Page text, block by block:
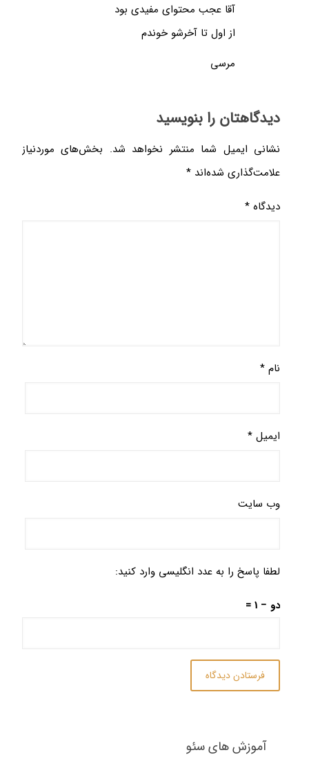
آقا عجب محتوای مفیدی بود
از اول تا آخرشو خوندم
مرسی
دیدگاهتان را بنویسید
نشانی ایمیل شما منتشر نخواهد شد.
بخش‌های موردنیاز
علامت‌گذاری شده‌اند *
دیدگاه*
نام*
ایمیل*
وب‌ سایت
لطفا پاسخ را به عدد انگلیسی وارد کنید:
دو − 1 =
آموزش های سئو